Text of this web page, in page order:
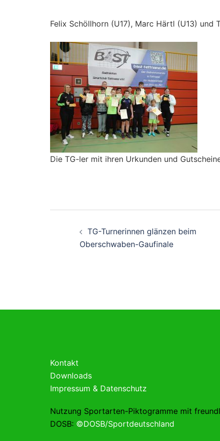
Felix Schöllhorn (U17), Marc Härtl (U13) und
Die TG-ler mit ihren Urkunden und
TG-Turnerinnen glänzen beim
Oberschwaben-Gaufinale
Kontakt
Downloads
Impressum & Datenschutz
Nutzung Sportarten-Piktogramme mit
DOSB: ©DOSB/Sportdeutschland